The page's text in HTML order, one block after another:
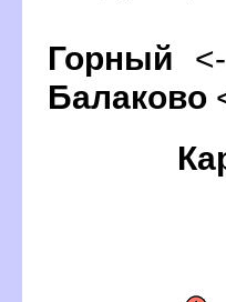
Горный
Балаково